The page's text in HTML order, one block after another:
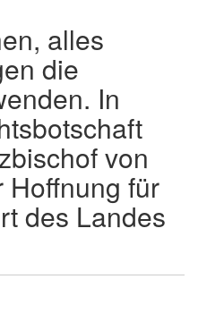
alles
die
In
von
Hoffnung für
des Landes